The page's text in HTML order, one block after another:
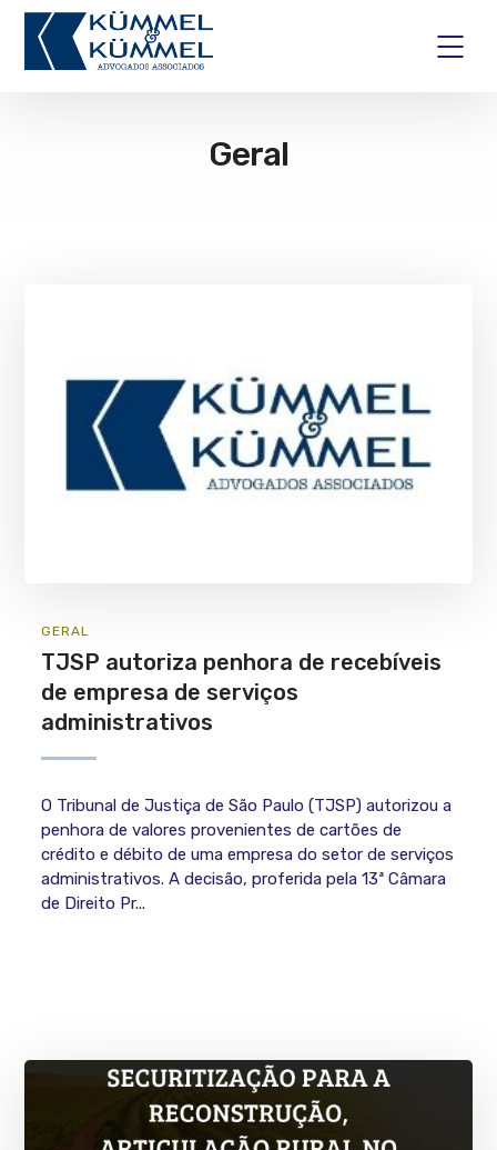
Geral
GERAL
TJSP autoriza penhora de recebíveis
de empresa de serviços
administrativos
O Tribunal de Justiça de São Paulo (TJSP) autorizou a
penhora de valores provenientes de cartões de
crédito e débito de uma empresa do setor de serviços
administrativos. A decisão, proferida pela 13ª Câmara
de Direito Pr...